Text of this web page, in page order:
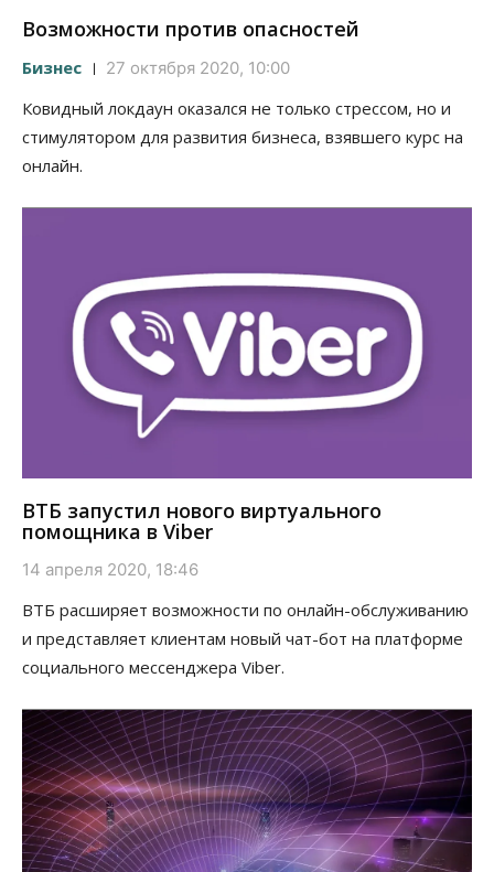
Возможности против опасностей
Бизнес 27 октября 2020, 10:00
Ковидный локдаун оказался не только стрессом, но и
стимулятором для развития бизнеса, взявшего курс на
онлайн.
ВТБ запустил нового виртуального
помощника в Viber
14 апреля 2020, 18:46
ВТБ расширяет возможности по онлайн-обслуживанию
и представляет клиентам новый чат-бот на платформе
социального мессенджера Viber.